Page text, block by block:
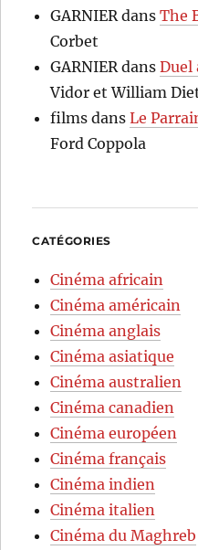
GARNIER dansThe
Corbet
GARNIER dansDuel
Vidor et William
films dansLe
Ford Coppola
CATÉGORIES
Cinéma africain
Cinéma américain
Cinéma anglais
Cinéma asiatique
Cinéma australien
Cinéma canadien
Cinéma européen
Cinéma français
Cinéma indien
Cinéma italien
Cinéma du Maghreb